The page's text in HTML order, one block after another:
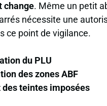
change. Même un petit
nécessite une
ce point de vigilance.
du PLU
des zones ABF
des teintes imposées